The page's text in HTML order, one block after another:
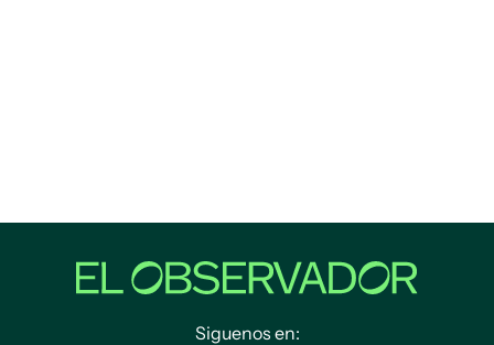
Siguenos en: